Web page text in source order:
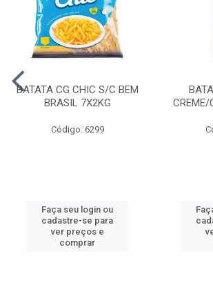
BATATA CG CHIC S/C BEM
BRASIL 7X2KG
Código: 6299
Faça seu login ou
cadastre-se para
ver preços e
comprar
CREME/